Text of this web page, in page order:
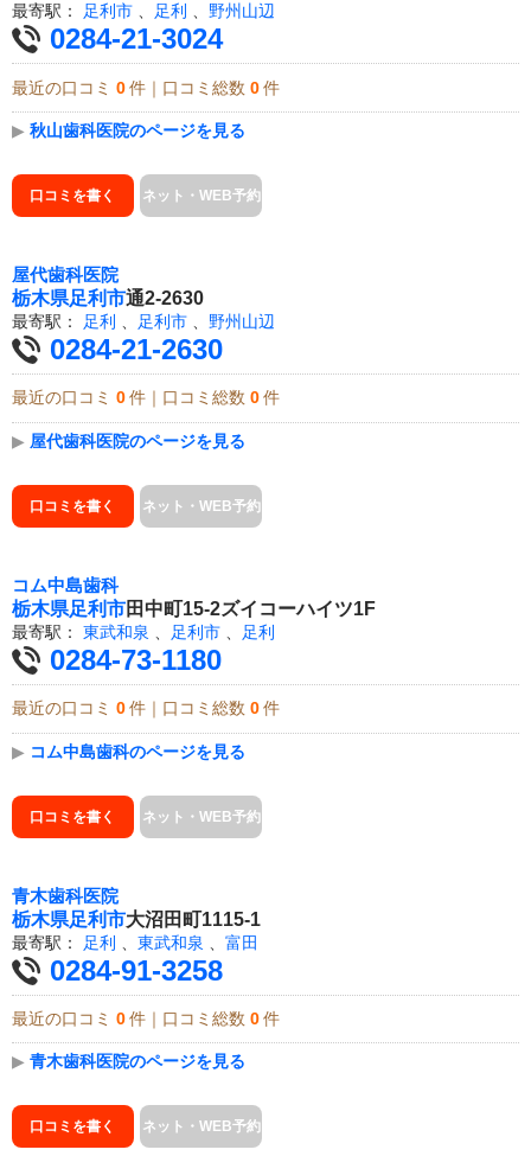
最寄駅： 足利市 、 足利 、 野州山辺
0284-21-3024
最近の口コミ 0 件｜口コミ総数 0 件
▶ 秋山歯科医院のページを見る
口コミを書く ネット・WEB予約
屋代歯科医院
栃木県足利市通2-2630
最寄駅： 足利 足利市 野州山辺
0284-21-2630
最近の口コミ 0 件｜口コミ総数 0 件
▶ 屋代歯科医院のページを見る
口コミを書く ネット・WEB予約
コム中島歯科
栃木県足利市田中町15-2ズイコーハイツ1F
最寄駅： 東武和泉 足利市 足利
0284-73-1180
最近の口コミ 0 件｜口コミ総数 0 件
▶ コム中島歯科のページを見る
口コミを書く ネット・WEB予約
青木歯科医院
栃木県足利市大沼田町1115-1
最寄駅： 足利 東武和泉 富田
0284-91-3258
最近の口コミ 0 件｜口コミ総数 0 件
▶ 青木歯科医院のページを見る
口コミを書く ネット・WEB予約